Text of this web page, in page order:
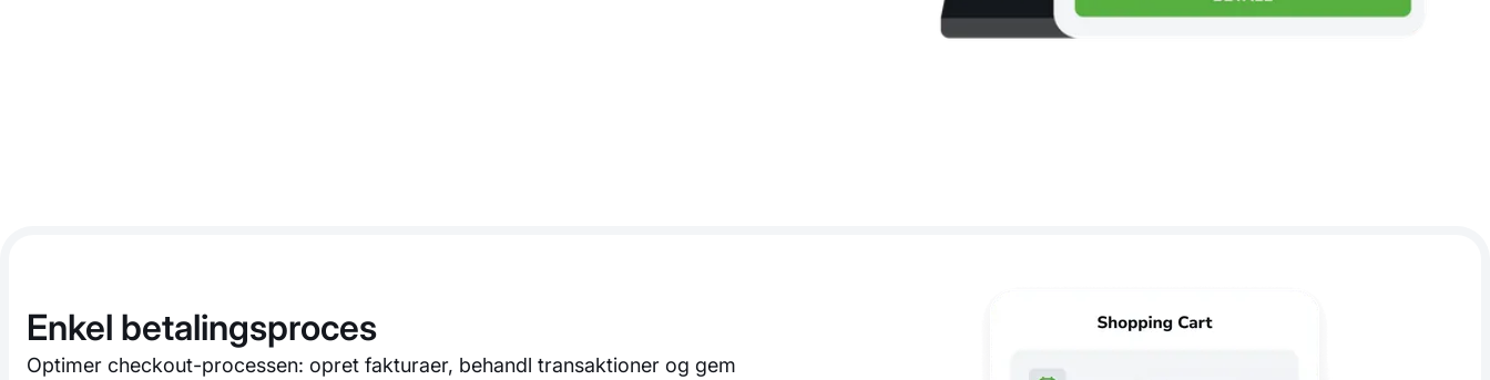
Enkel betalingsproces
Optimer checkout-processen: opret fakturaer, behandl transaktioner og gem